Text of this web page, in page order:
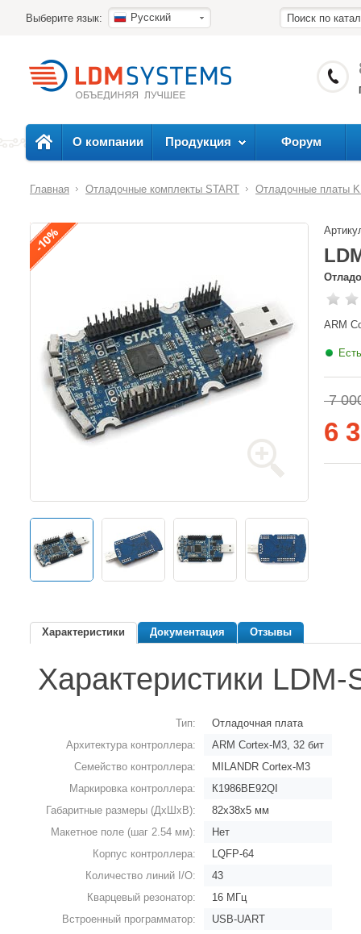
Выберите язык: Русский
О компании Продукция Форум
Главная Отладочные комплекты START Отладочные платы
ARM
7
6
Характеристики Документация Отзывы
Характеристики
Тип:
Отладочная плата
Архитектура контроллера:
ARM Cortex-M3, 32 бит
Семейство контроллера:
MILANDR Cortex-M3
Маркировка контроллера:
К1986ВЕ92QI
Габаритные размеры (ДхШхВ):
82х38х5 мм
Макетное поле (шаг 2.54 мм):
Нет
Корпус контроллера:
LQFP-64
Количество линий I/O:
43
Кварцевый резонатор:
16 МГц
Встроенный программатор:
USB-UART